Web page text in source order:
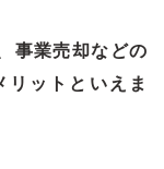
事業売却などの
リットといえま